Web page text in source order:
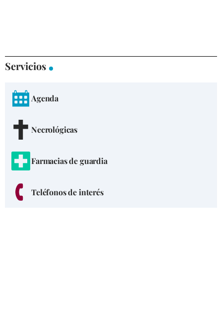
Servicios
Agenda
Necrológicas
Farmacias de guardia
Teléfonos de interés